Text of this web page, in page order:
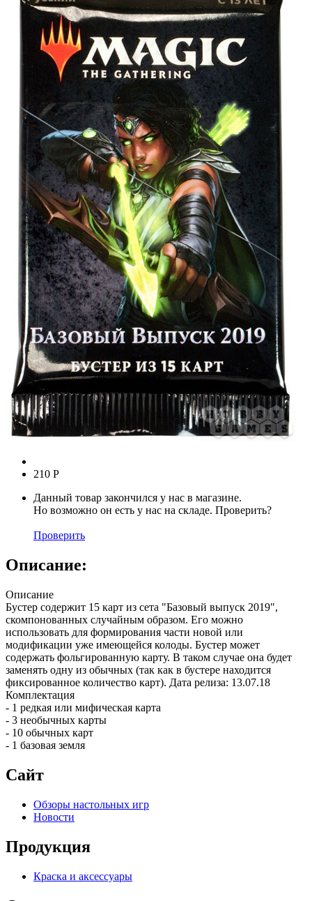
210 Р
Данный товар закончился у нас в магазине.
Но возможно он есть у нас на складе. Проверить?
Проверить
Описание:
Описание
Бустер содержит 15 карт из сета "Базовый выпуск 2019",
скомпонованных случайным образом. Его можно
использовать для формирования части новой или
модификации уже имеющейся колоды. Бустер может
содержать фольгированную карту. В таком случае она будет
заменять одну из обычных (так как в бустере находится
фиксированное количество карт). Дата релиза: 13.07.18
Комплектация
- 1 редкая или мифическая карта
- 3 необычных карты
- 10 обычных карт
- 1 базовая земля
Сайт
Обзоры настольных игр
Новости
Продукция
Краска и аксессуары